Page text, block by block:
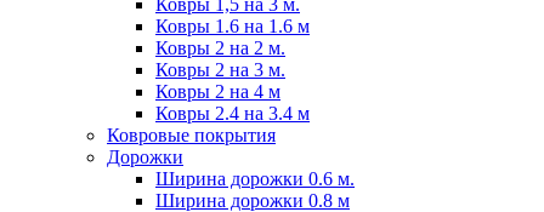
Ковры 1,5 на 3 м.
Ковры 1.6 на 1.6 м
Ковры 2 на 2 м.
Ковры 2 на 3 м.
Ковры 2 на 4 м
Ковры 2.4 на 3.4 м
Ковровые покрытия
Дорожки
Ширина дорожки 0.6 м.
Ширина дорожки 0.8 м